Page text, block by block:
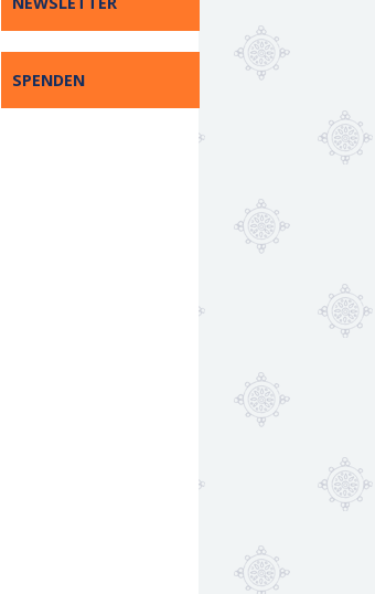
SPENDEN